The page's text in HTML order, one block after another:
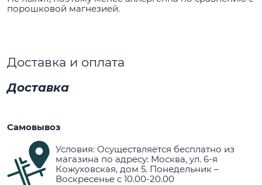
порошковой магнезией.
Доставка и оплата
Доставка
Самовывоз
Условия: Осуществляется бесплатно из
магазина по адресу: Москва, ул. 6-я
Кожуховская, дом 5. Понедельник –
Воскресенье с 10.00-20.00